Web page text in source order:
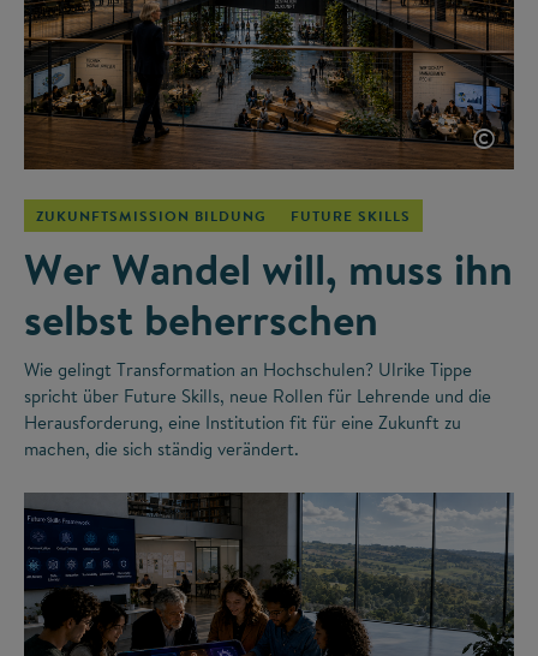
©
ZUKUNFTSMISSION BILDUNG FUTURE SKILLS
Wer Wandel will, muss ihn
selbst beherrschen
Wie gelingt Transformation an Hochschulen? Ulrike Tippe
spricht über Future Skills, neue Rollen für Lehrende und die
Herausforderung, eine Institution fit für eine Zukunft zu
machen, die sich ständig verändert.